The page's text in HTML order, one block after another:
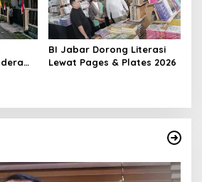
BI Jabar Dorong Literasi
Lewat Pages & Plates 2026